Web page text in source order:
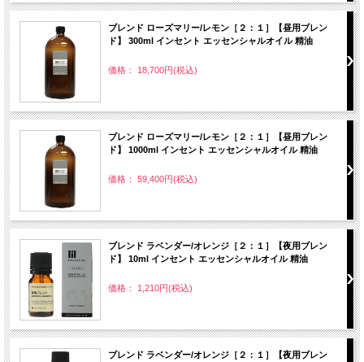
ブレンド ローズマリー/レモン［２：１］【昼用ブレン
ド】 300ml インセント エッセンシャルオイル 精油
価格： 18,700円(税込)
ブレンド ローズマリー/レモン［２：１］【昼用ブレン
ド】 1000ml インセント エッセンシャルオイル 精油
価格： 59,400円(税込)
ブレンド ラベンダー/オレンジ［２：１］【夜用ブレン
ド】 10ml インセント エッセンシャルオイル 精油
価格： 1,210円(税込)
ブレンド ラベンダー/オレンジ［２：１］【夜用ブレン